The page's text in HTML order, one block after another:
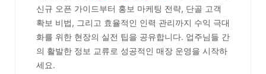
신규 오픈 가이드부터 홍보 마케팅 전략, 단골 고객
확보 비법, 그리고 효율적인 인력 관리까지 수익 극대
화를 위한 현장의 실전 팁을 공유합니다. 업주님들 간
의 활발한 정보 교류로 성공적인 매장 운영을 시작하
세요.